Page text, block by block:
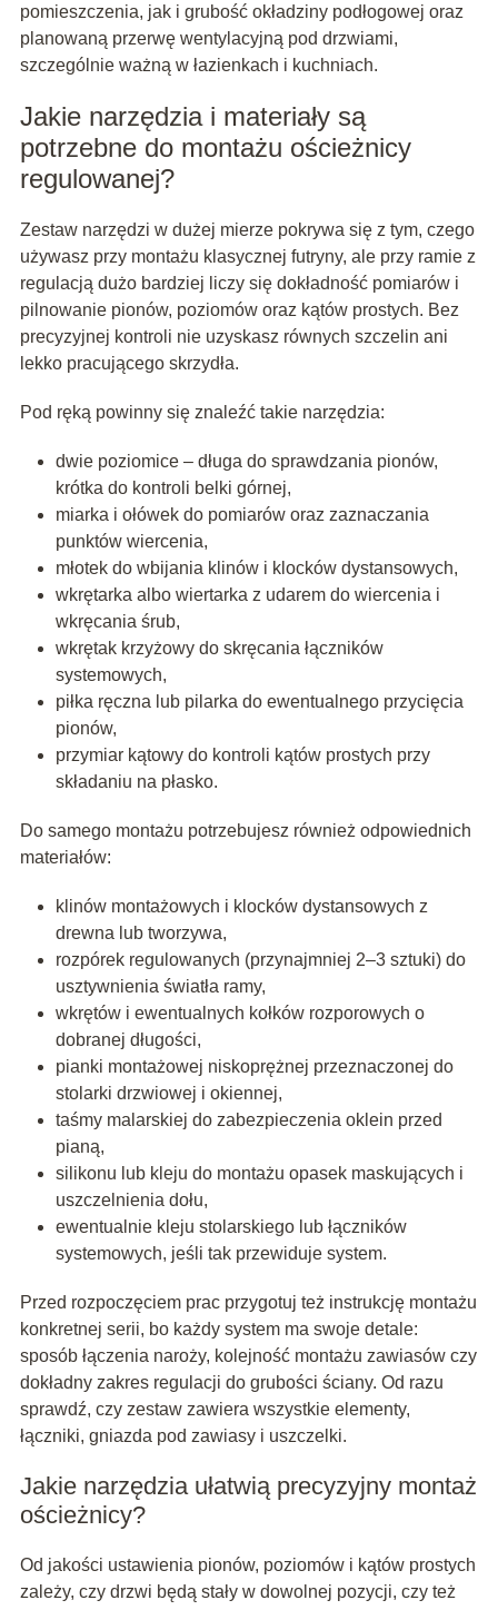
pomieszczenia, jak i grubość okładziny podłogowej oraz
planowaną przerwę wentylacyjną pod drzwiami,
szczególnie ważną w łazienkach i kuchniach.
Jakie narzędzia i materiały są
potrzebne do montażu ościeżnicy
regulowanej?
Zestaw narzędzi w dużej mierze pokrywa się z tym, czego
używasz przy montażu klasycznej futryny, ale przy ramie z
regulacją dużo bardziej liczy się dokładność pomiarów i
pilnowanie pionów, poziomów oraz kątów prostych. Bez
precyzyjnej kontroli nie uzyskasz równych szczelin ani
lekko pracującego skrzydła.
Pod ręką powinny się znaleźć takie narzędzia:
dwie poziomice– długa do sprawdzania pionów,
krótka do kontroli belki górnej,
miarka i ołówek do pomiarów oraz zaznaczania
punktów wiercenia,
młotek do wbijania klinów i klocków dystansowych,
wkrętarka albo wiertarka z udarem do wiercenia i
wkręcania śrub,
wkrętak krzyżowy do skręcania łączników
systemowych,
piłka ręczna lub pilarka do ewentualnego przycięcia
pionów,
przymiar kątowy do kontroli kątów prostych przy
składaniu na płasko.
Do samego montażu potrzebujesz również odpowiednich
materiałów:
klinów montażowych i klocków dystansowych z
drewna lub tworzywa,
rozpórekregulowanych (przynajmniej 2–3 sztuki) do
usztywnienia światła ramy,
wkrętów i ewentualnych kołków rozporowych o
dobranej długości,
pianki montażowej niskoprężnej przeznaczonej do
stolarki drzwiowej i okiennej,
taśmy malarskiej do zabezpieczenia oklein przed
pianą,
silikonu lub kleju do montażu opasek maskujących i
uszczelnienia dołu,
ewentualnie kleju stolarskiego lub łączników
systemowych, jeśli tak przewiduje system.
Przed rozpoczęciem prac przygotuj też instrukcję montażu
konkretnej serii, bo każdy system ma swoje detale:
sposób łączenia naroży, kolejność montażu zawiasów czy
dokładny zakres regulacji do grubości ściany. Od razu
sprawdź, czy zestaw zawiera wszystkie elementy,
łączniki, gniazda pod zawiasy i uszczelki.
Jakie narzędzia ułatwią precyzyjny montaż
ościeżnicy?
Od jakości ustawienia pionów, poziomów i kątów prostych
zależy, czy drzwi będą stały w dowolnej pozycji, czy też